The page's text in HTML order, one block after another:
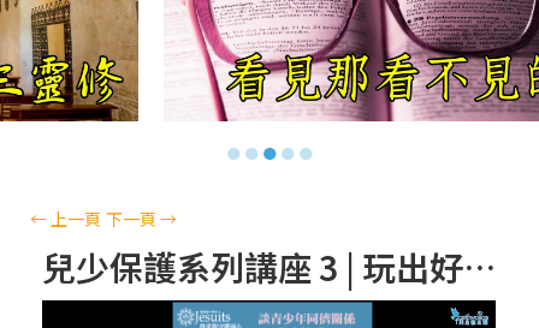
【信仰之旅】第十四集：「天主十誡(下)」
—金毓瑋 神父
【信仰之旅】第十三集：「天主十誡(上)」
—金毓瑋 神父
【信仰之旅】第十二集：「聖母、聖人」—
高樂祈 修女
【信仰之旅】第十一集：「教 會」(推廣片)
●●●●●
← 上一頁 下一頁→
兒少保護系列講座 3 | 玩出好品格——談青少年同儕關係與人格成長 | 王志弘老師